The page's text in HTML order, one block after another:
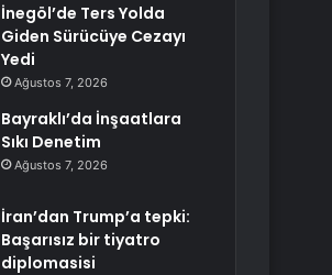
İnegöl’de Ters Yolda
Giden Sürücüye Cezayı
Yedi
Ağustos 7, 2026
Bayraklı’da İnşaatlara
Sıkı Denetim
Ağustos 7, 2026
İran’dan Trump’a tepki:
Başarısız bir tiyatro
diplomasisi